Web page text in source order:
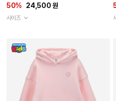
50% 24,500 원
사이즈